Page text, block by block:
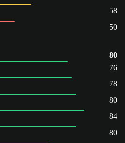
58
50
80
76
78
80
84
80